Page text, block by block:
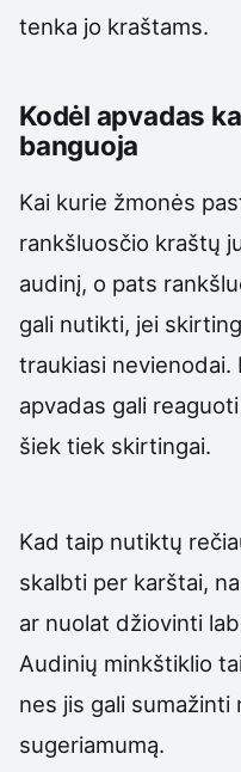
tenka jo kraštams.
Kodėl apvadas
banguoja
Kai kurie žmonės
rankšluosčio kraštų
audinį, o pats
gali nutikti, jei
traukiasi nevienodai.
apvadas gali
šiek tiek skirtingai.
Kad taip nutiktų
skalbti per karštai,
ar nuolat džiovinti
Audinių minkštiklio
nes jis gali sumažinti
sugeriamumą.